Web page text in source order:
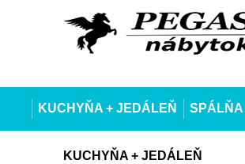
KUCHYŇA + JEDÁLEŇ SPÁLŇA
KUCHYŇA + JEDÁLEŇ